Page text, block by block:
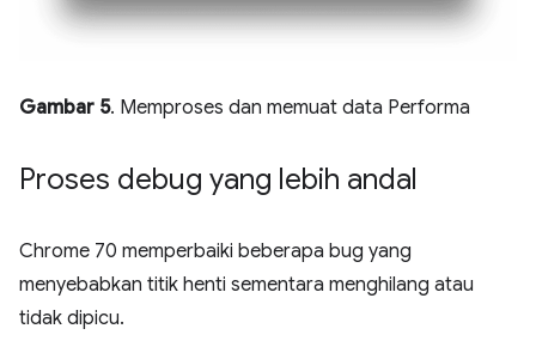
Gambar 5. Memproses dan memuat data Performa
Proses debug yang lebih andal
Chrome 70 memperbaiki beberapa bug yang
menyebabkan titik henti sementara menghilang atau
tidak dipicu.